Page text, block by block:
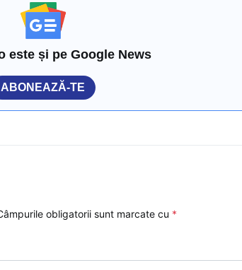
este și pe Google News
ABONEAZĂ-TE
obligatorii sunt marcate cu *